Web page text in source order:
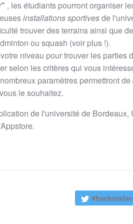
, les étudiants pourront organiser
installations sportivesde
trouver des terrains ainsi que
ou squash (voir plus !).
niveau pour trouver les parties
selon les critères qui vous
paramètres permettront de
le souhaitez.
de l'université de Bordeaux,
#hacketafac